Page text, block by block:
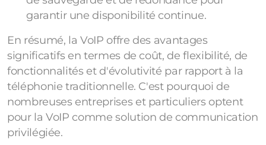
garantir une disponibilité continue.
En résumé, la VoIP offre des avantages
significatifs en termes de coût, de flexibilité, de
fonctionnalités et d'évolutivité par rapport à la
téléphonie traditionnelle. C'est pourquoi de
nombreuses entreprises et particuliers optent
pour la VoIP comme solution de communication
privilégiée.